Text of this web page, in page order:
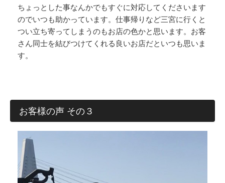
ちょっとした事なんかでもすぐに対応してくださいます
のでいつも助かっています。仕事帰りなど三宮に行くと
つい立ち寄ってしまうのもお店の色かと思います。お客
さん同士を結びつけてくれる良いお店だといつも思いま
す。
お客様の声 その３